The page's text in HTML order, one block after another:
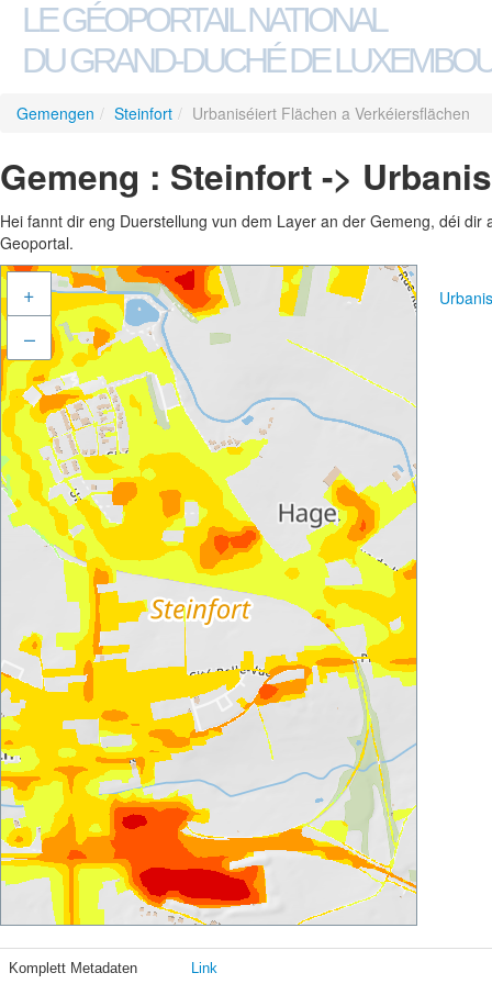
LE GÉOPORTAIL NATIONAL
DU GRAND-DUCHÉ DE
Gemengen / Steinfort / Urbaniséiert Flächen a Verkéiersflächen
Gemeng : Steinfort ->
Hei fannt dir eng Duerstellung vun dem Layer an der Gemeng, déi
Geoportal.
+
–
Komplett Metadaten Link